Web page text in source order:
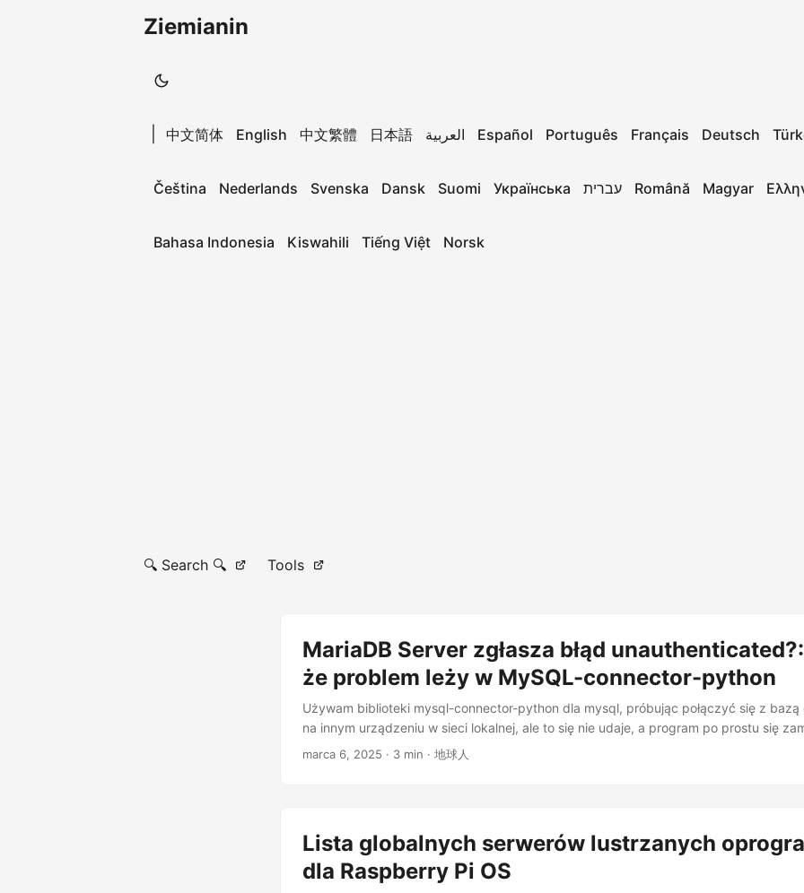
Ziemianin
中文简体 English 中文繁體 日本語 العربية Español Português Français Deutsch
Čeština Nederlands Svenska Dansk Suomi Українська עברית Română Magyar
Bahasa Indonesia Kiswahili Tiếng Việt Norsk
🔍 Search 🔍 Tools
MariaDB Server zgłasza błąd
że problem leży w MySQL-connector-python
Używam biblioteki mysql-connector-python dla mysql, próbując połączyć się z bazą
na innym urządzeniu w sieci lokalnej, ale to się nie udaje, a program po prostu się
wyświetlania jakichkolwiek komunikatów o błędach. ...
marca 6, 2025 · 3 min · 地球人
Lista globalnych serwerów lustrzanych
dla Raspberry Pi OS